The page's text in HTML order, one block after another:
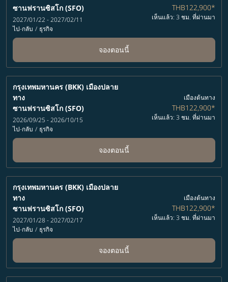
ซานฟรานซิสโก (SFO)
2027/01/22 - 2027/02/11
ไป-กลับ / ธุรกิจ
THB122,900*
เห็นแล้ว: 3 ชม. ที่ผ่านมา
จองตอนนี้
กรุงเทพมหานคร (BKK) เมืองปลาย
ทาง
ซานฟรานซิสโก (SFO)
2026/09/25 - 2026/10/15
ไป-กลับ / ธุรกิจ
เมืองต้นทาง
THB122,900*
เห็นแล้ว: 3 ชม. ที่ผ่านมา
จองตอนนี้
กรุงเทพมหานคร (BKK) เมืองปลาย
ทาง
ซานฟรานซิสโก (SFO)
2027/01/28 - 2027/02/17
ไป-กลับ / ธุรกิจ
เมืองต้นทาง
THB122,900*
เห็นแล้ว: 3 ชม. ที่ผ่านมา
จองตอนนี้